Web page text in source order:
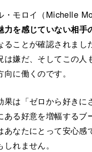
・モロイ（Michelle
力を感じていない相手
ることが確認されまし
は嫌だ、そしてこの人
に働くのです。
果は「ゼロから好きに
ある好意を増幅するブ
あなたにとって安心感
れません。